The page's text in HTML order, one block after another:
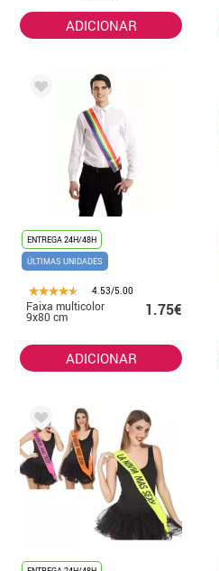
ADICIONAR
ENTREGA 24H/48H
ÚLTIMAS UNIDADES
4.53/5.00
Faixa multicolor
9x80 cm 1.75€
ADICIONAR